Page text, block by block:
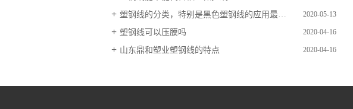
塑钢线的分类，特别是黑色塑钢线的应用最广泛 2020-05-13
塑钢线可以压膜吗 2020-04-16
山东鼎和塑业塑钢线的特点 2020-04-16